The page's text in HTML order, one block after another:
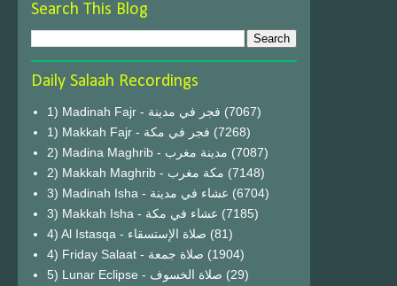
Search This Blog
Daily Salaah Recordings
1) Madinah Fajr - فجر في مدينة (7067)
1) Makkah Fajr - فجر في مكة (7268)
2) Madina Maghrib - مدينة مغرب (7087)
2) Makkah Maghrib - مكة مغرب (7148)
3) Madinah Isha - عشاء في مدينة (6704)
3) Makkah Isha - عشاء في مكة (7185)
4) Al Istasqa - صلاة الإستسقاء (81)
4) Friday Salaat - صلاة جمعة (1904)
5) Lunar Eclipse - صلاة الخسوف (29)